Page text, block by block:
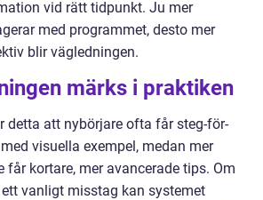
vid rätt tidpunkt. Ju mer
med programmet, desto mer
blir vägledningen.
märks i praktiken
detta att nybörjare ofta får steg-för-
visuella exempel, medan mer
får kortare, mer avancerade tips. Om
vanligt misstag kan systemet